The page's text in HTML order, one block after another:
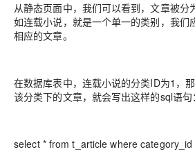
从静态页面中，我们可以看到，文章被分
如连载小说，就是一个单一的类别，我们
相应的文章。
在数据库表中，连载小说的分类ID为1，
该分类下的文章，就会写出这样的sql语句：
select * from t_article where category_id